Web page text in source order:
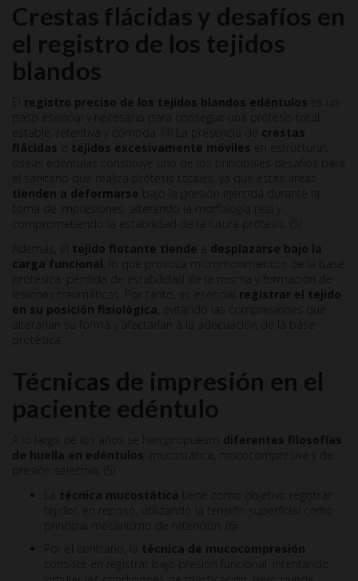
Crestas flácidas y desafíos en
el registro de los tejidos
blandos
registro preciso de los tejidos blandos edéntulos
paso esencial y necesario para conseguir una prótesis total
estable, retentiva y cómoda. (4) La presencia de crestas
flácidas
tejidos excesivamente móviles en estructuras
óseas edéntulas constituye uno de los principales desafíos para
el sanitario que realiza prótesis totales, ya que estas áreas
tienden a deformarse bajo la presión ejercida durante la
toma de impresiones, alterando la morfología real y
comprometiendo la estabilidad de la futura prótesis. (5)
tejido flotante tiende
desplazarse bajo la
carga funcional , lo que provoca micromovimientos de la base
protésica, pérdida de estabilidad de la misma y formación de
lesiones traumáticas. Por tanto, es esencial registrar el tejido
en su posición fisiológica , evitando las compresiones que
alterarían su forma y afectarían a la adecuación de la base
protésica.
Técnicas de impresión en el
paciente edéntulo
A lo largo de los años se han propuesto diferentes filosofías
de huella en edéntulos : mucostática, mucocompresiva y de
presión selectiva. (5)
técnica mucostática tiene como objetivo registrar
tejidos en reposo, utilizando la tensión superficial como
principal mecanismo de retención. (6)
Por el contrario, la
técnica de mucocompresión
consiste en registrar bajo presión funcional, intentando